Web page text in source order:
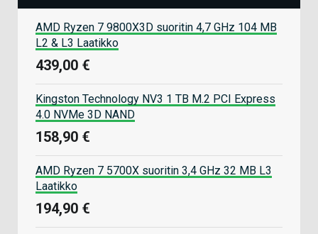
AMD Ryzen 7 9800X3D suoritin 4,7 GHz 104 MB
L2 & L3 Laatikko
439,00 €
Kingston Technology NV3 1 TB M.2 PCI Express
4.0 NVMe 3D NAND
158,90 €
AMD Ryzen 7 5700X suoritin 3,4 GHz 32 MB L3
Laatikko
194,90 €